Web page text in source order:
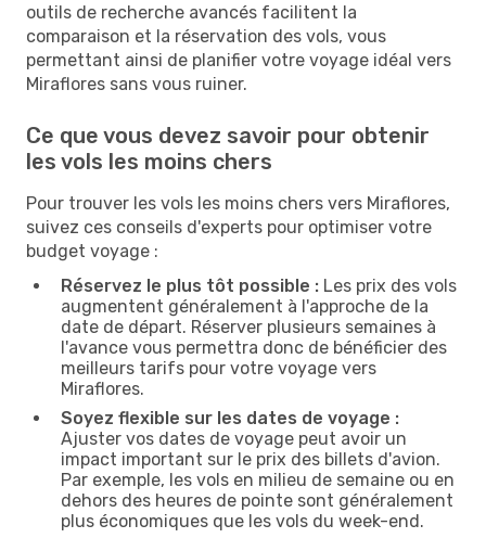
outils de recherche avancés facilitent la
comparaison et la réservation des vols, vous
permettant ainsi de planifier votre voyage idéal vers
Miraflores sans vous ruiner.
Ce que vous devez savoir pour obtenir
les vols les moins chers
Pour trouver les vols les moins chers vers Miraflores,
suivez ces conseils d'experts pour optimiser votre
budget voyage :
Réservez le plus tôt possible : Les prix des vols
augmentent généralement à l'approche de la
date de départ. Réserver plusieurs semaines à
l'avance vous permettra donc de bénéficier des
meilleurs tarifs pour votre voyage vers
Miraflores.
Soyez flexible sur les dates de voyage :
Ajuster vos dates de voyage peut avoir un
impact important sur le prix des billets d'avion.
Par exemple, les vols en milieu de semaine ou en
dehors des heures de pointe sont généralement
plus économiques que les vols du week-end.